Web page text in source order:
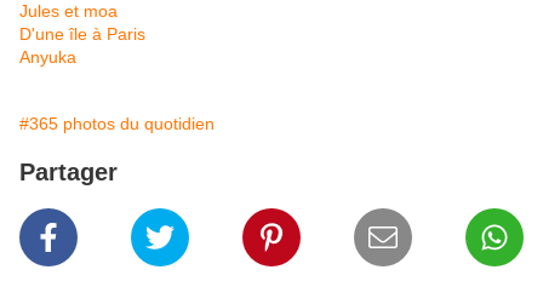
Jules et moa
D'une île à Paris
Anyuka
#365 photos du quotidien
Partager